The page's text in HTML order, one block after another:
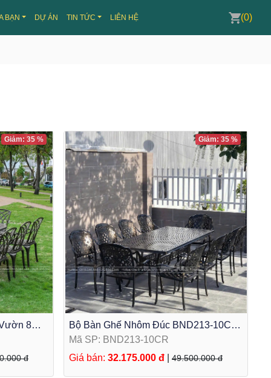
BẠN DỰ ÁN TIN TỨC LIÊN HỆ (0)
8
vườn
đ
Giảm: 35 %
Bộ Bàn Ghế Nhôm Đúc BND213-10CR
Màu Đen Ánh Đồng 10 Ghế
Mã SP: BND213-10CR
Giá bán: 32.175.000 đ 49.500.000 đ
Giảm: 35 %